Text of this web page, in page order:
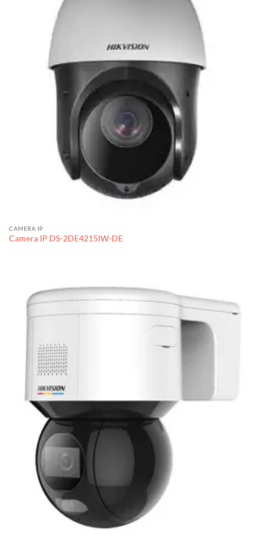
CAMERA IP
Camera IP DS-2DE4215IW-DE